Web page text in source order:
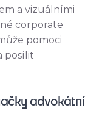
a vizuálními
corporate
pomoci
posílit
advokátní